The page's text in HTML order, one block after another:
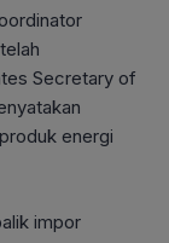
Secretary of
energi
impor